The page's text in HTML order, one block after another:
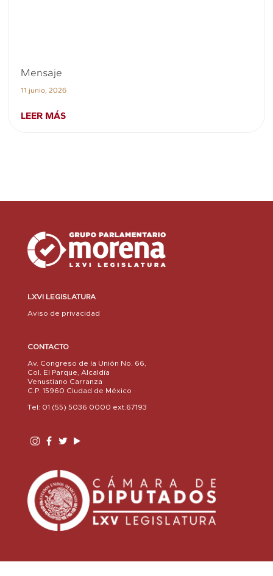
Mensaje
11 junio, 2026
LEER MÁS
LXVI LEGISLATURA
Aviso de privacidad
CONTACTO
Av. Congreso de la Unión No. 66,
Col. El Parque, Alcaldía
Venustiano Carranza
C.P. 15960 Ciudad de México
Tel: 01 (55) 5036 0000 ext.67193